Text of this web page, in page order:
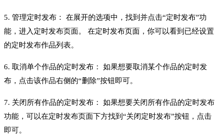
5. 管理定时发布： 在展开的选项中，找到并点击“定时发布”功
能，进入定时发布页面。 在定时发布页面，你可以看到已经设置
的定时发布作品列表。
6. 取消单个作品的定时发布： 如果想要取消某个作品的定时发
布，点击该作品右侧的“删除”按钮即可。
7. 关闭所有作品的定时发布： 如果想要关闭所有作品的定时发布
功能，可以在定时发布页面下方找到“关闭定时发布”按钮，点击
即可。